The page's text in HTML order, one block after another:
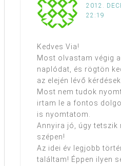
2012.
22:19
Kedves Via!
Most olvastam végig
naplódat, és rögtön
az elején lévő
Most nem tudok
irtam le a fontos
is nyomtatom.
Annyira jó, úgy tetszik
szépen!
Az idei év legjobb
találtam! Éppen ilyen